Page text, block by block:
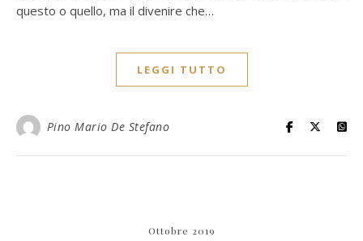
questo o quello, ma il divenire che…
LEGGI TUTTO
Pino Mario De Stefano
Ottobre 2019